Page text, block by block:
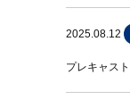
2025.08.12
プレキャス